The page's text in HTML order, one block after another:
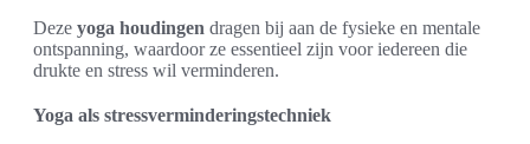
Deze yoga houdingen dragen bij aan de fysieke en mentale
ontspanning, waardoor ze essentieel zijn voor iedereen die
drukte en stress wil verminderen.
Yoga als stressverminderingstechniek